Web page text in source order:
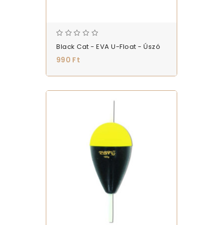
Black Cat - EVA U-Float - Úszó
990 Ft